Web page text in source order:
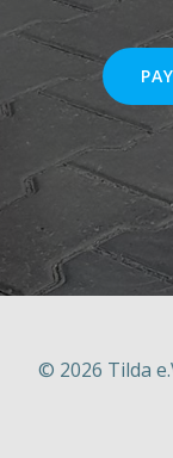
© 2026 Tilda